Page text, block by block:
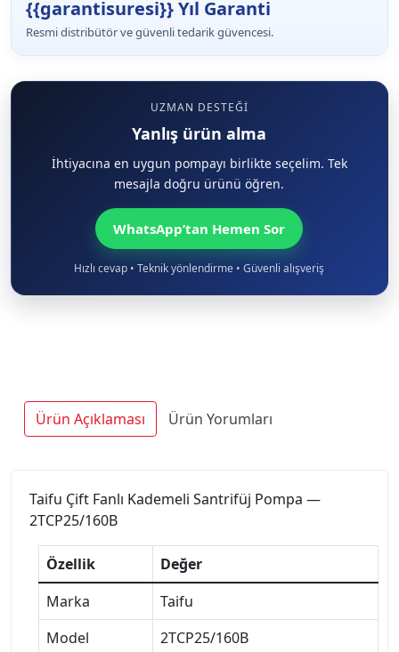
{{garantisuresi}} Yıl Garanti
Resmi distribütör ve güvenli tedarik güvencesi.
UZMAN DESTEĞI
Yanlış ürün alma
İhtiyacına en uygun pompayı birlikte seçelim. Tek
mesajla doğru ürünü öğren.
WhatsApp’tan Hemen Sor
Hızlı cevap • Teknik yönlendirme • Güvenli alışveriş
Ürün Açıklaması Ürün Yorumları
Taifu Çift Fanlı Kademeli Santrifüj Pompa —
2TCP25/160B
Özellik
Değer
Marka
Taifu
Model
2TCP25/160B